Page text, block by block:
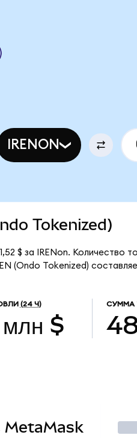
IRENON
Tokenized)
$ за IRENon. Количество
(Ondo Tokenized)
(24 Ч)
$
СУММА
MetaMask